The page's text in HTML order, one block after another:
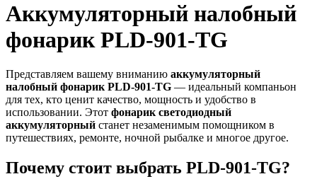
Аккумуляторный налобный
фонарик PLD-901-TG
Представляем вашему вниманию аккумуляторный
налобный фонарик PLD-901-TG — идеальный компаньон
для тех, кто ценит качество, мощность и удобство в
использовании. Этот фонарик светодиодный
аккумуляторный станет незаменимым помощником в
путешествиях, ремонте, ночной рыбалке и многое другое.
Почему стоит выбрать PLD-901-TG?